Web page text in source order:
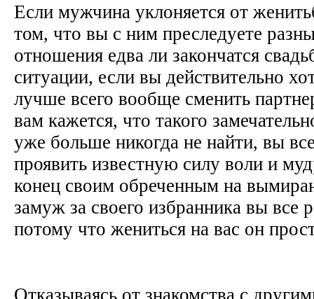
Если мужчина уклоняется от
том, что вы с ним преследуете
отношения едва ли закончатся
ситуации, если вы действительно
лучше всего вообще сменить
вам кажется, что такого
уже больше никогда не найти, вы
проявить известную силу воли и
конец своим обреченным на
замуж за своего избранника вы все
потому что жениться на вас он
Отказываясь от знакомства с